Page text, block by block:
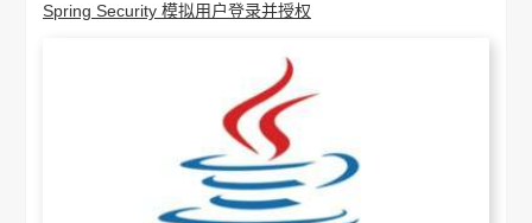
Spring Security 模拟用户登录并授权